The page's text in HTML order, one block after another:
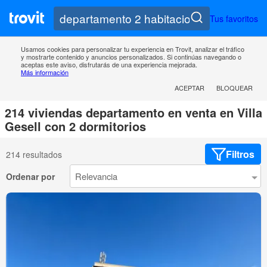
Tus favoritos
Usamos cookies para personalizar tu experiencia en Trovit, analizar el tráfico
y mostrarte contenido y anuncios personalizados. Si continúas navegando o
aceptas este aviso, disfrutarás de una experiencia mejorada.
Más información
ACEPTAR
BLOQUEAR
214 viviendas departamento en venta en Villa
Gesell con 2 dormitorios
214 resultados Filtros
Ordenar por